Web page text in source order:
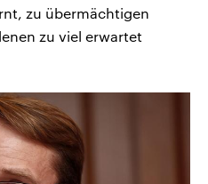
zu übermächtigen
zu viel erwartet